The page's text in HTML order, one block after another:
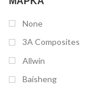
None
3A Composites
Allwin
Baisheng